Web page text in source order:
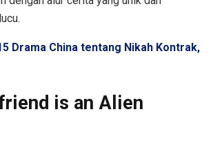
Drama China tentang Nikah Kontrak,
is an Alien